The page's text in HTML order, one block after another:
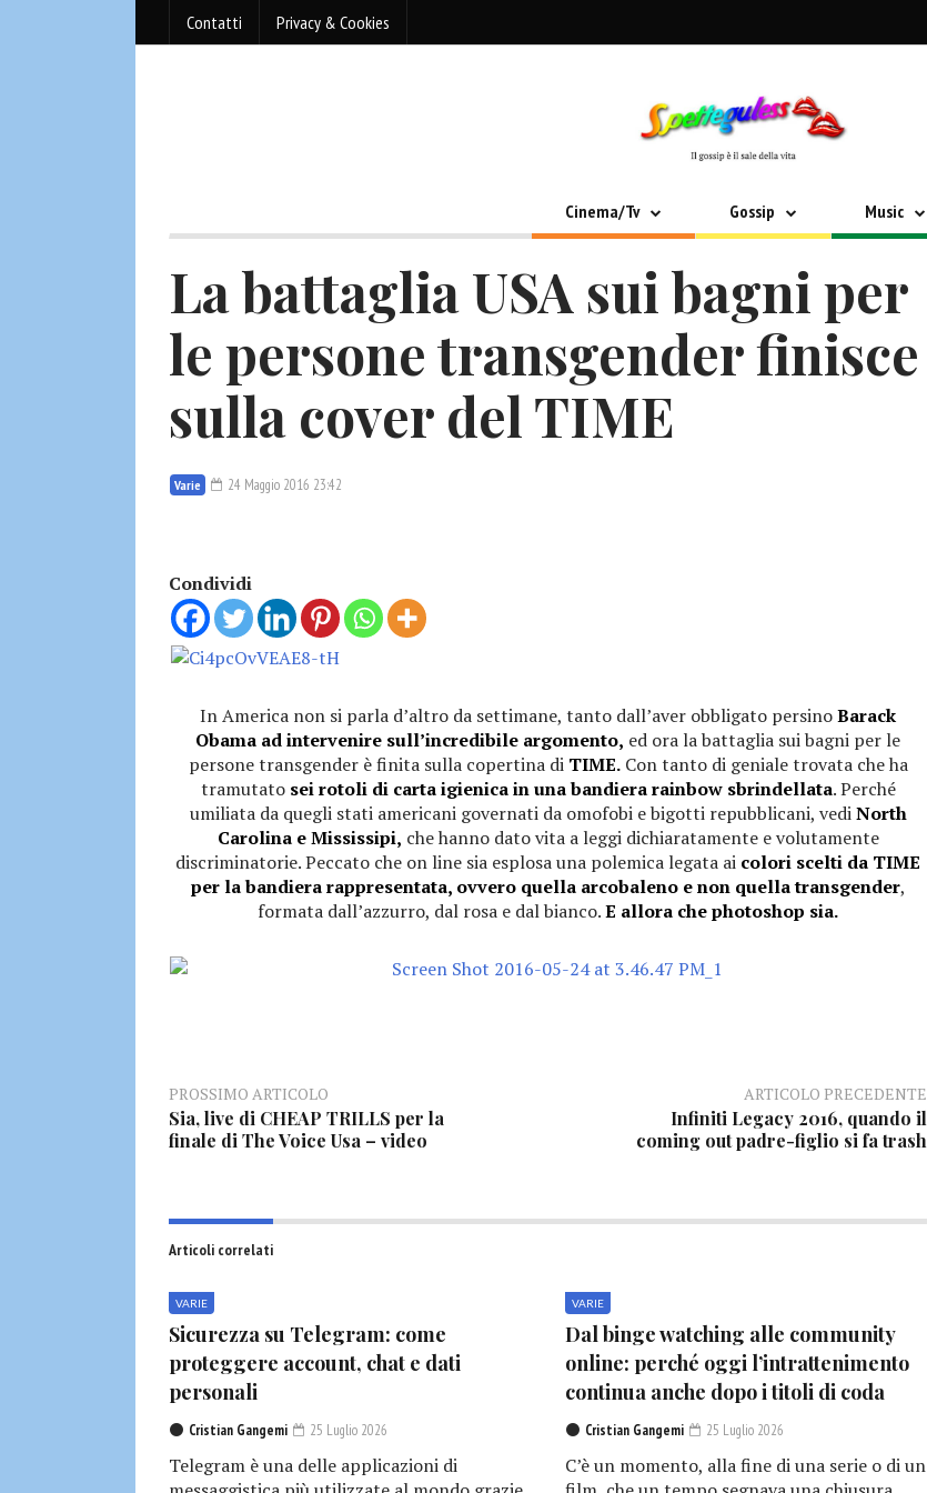
Contatti Privacy & Cookies
Cinema/Tv Gossip Music
La battaglia USA sui bagni per
le persone transgender finisce
sulla cover del TIME
Varie 24 Maggio 2016 23:42
Condividi
In America non si parla d’altro da settimane, tanto dall’aver obbligato persinoBarack
Obama ad intervenire sull’incredibile argomento, ed ora la battaglia sui bagni per le
persone transgender è finita sulla copertina di TIME.Con tanto di geniale trovata che ha
tramutato sei rotoli di carta igienica in una bandiera rainbow sbrindellata. Perché
umiliata da quegli stati americani governati da omofobi e bigotti repubblicani, vediNorth
Carolina e Mississipi, che hanno dato vita a leggi dichiaratamente e volutamente
discriminatorie. Peccato che on line sia esplosa una polemica legata ai colori scelti da TIME
per la bandiera rappresentata, ovvero quella arcobaleno e non quella transgender,
formata dall’azzurro, dal rosa e dal bianco.E allora che photoshop sia.
PROSSIMO ARTICOLO
Sia, live di CHEAP TRILLS per la
finale di The Voice Usa – video
ARTICOLO PRECEDENTE
Infiniti Legacy 2016, quando il
coming out padre-figlio si fa trash
Articoli correlati
VARIE
Sicurezza su Telegram: come
proteggere account, chat e dati
personali
Cristian Gangemi 25 Luglio 2026
Telegram è una delle applicazioni di
VARIE
Dal binge watching alle community
online: perché oggi l’intrattenimento
continua anche dopo i titoli di coda
Cristian Gangemi 25 Luglio 2026
C’è un momento, alla fine di una serie o di un